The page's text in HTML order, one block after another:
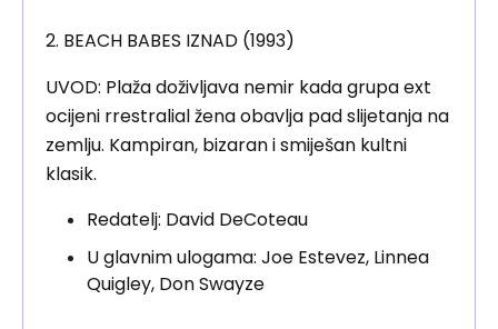
2. BEACH BABES IZNAD (1993)
UVOD: Plaža doživljava nemir kada grupa ext
ocijeni rrestralial žena obavlja pad slijetanja na
zemlju. Kampiran, bizaran i smiješan kultni
klasik.
Redatelj: David DeCoteau
U glavnim ulogama: Joe Estevez, Linnea
Quigley, Don Swayze